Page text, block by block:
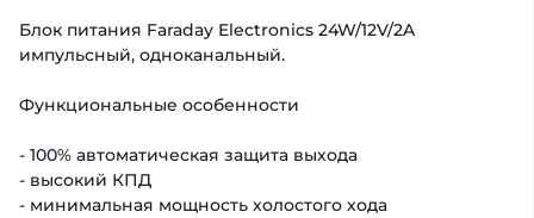
Блок питания Faraday Electronics 24W/12V/2A
импульсный, одноканальный.
Функциональные особенности
- 100% автоматическая защита выхода
- высокий КПД
- минимальная мощность холостого хода